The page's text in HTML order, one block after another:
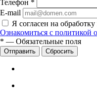
Телефон *
E-mail
Я согласен на
Ознакомиться с политикой
* — Обязательные поля
Сбросить